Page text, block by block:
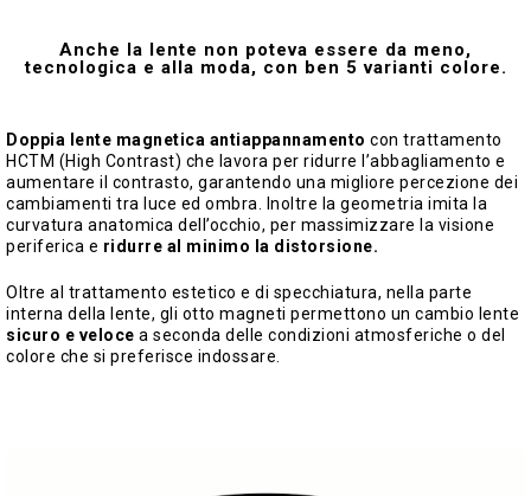
Anche la lente non poteva essere da meno,
tecnologica e alla moda, con ben 5 varianti colore.
Doppia lente magnetica antiappannamento con trattamento
HCTM (High Contrast) che lavora per ridurre l’abbagliamento e
aumentare il contrasto, garantendo una migliore percezione dei
cambiamenti tra luce ed ombra. Inoltre la geometria imita la
curvatura anatomica dell’occhio, per massimizzare la visione
periferica e ridurre al minimo la distorsione.
Oltre al trattamento estetico e di specchiatura, nella parte
interna della lente, gli otto magneti permettono un cambio lente
sicuro e veloce a seconda delle condizioni atmosferiche o del
colore che si preferisce indossare.